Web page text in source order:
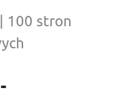
100 stron